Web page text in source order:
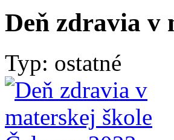
Deň zdravia v
Typ: ostatné